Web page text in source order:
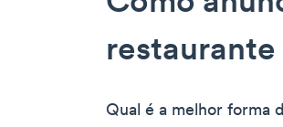
restaurante
Qual é a melhor forma